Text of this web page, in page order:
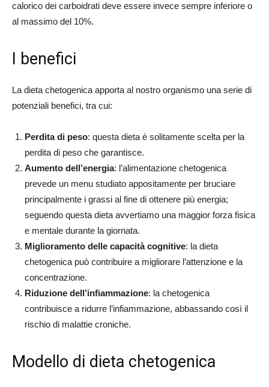
calorico dei carboidrati deve essere invece sempre inferiore o
al massimo del 10%.
I benefici
La dieta chetogenica apporta al nostro organismo una serie di
potenziali benefici, tra cui:
Perdita di peso: questa dieta è solitamente scelta per la
perdita di peso che garantisce.
Aumento dell’energia: l’alimentazione chetogenica
prevede un menu studiato appositamente per bruciare
principalmente i grassi al fine di ottenere più energia;
seguendo questa dieta avvertiamo una maggior forza fisica
e mentale durante la giornata.
Miglioramento delle capacità cognitive: la dieta
chetogenica può contribuire a migliorare l’attenzione e la
concentrazione.
Riduzione dell’infiammazione: la chetogenica
contribuisce a ridurre l’infiammazione, abbassando così il
rischio di malattie croniche.
Modello di dieta chetogenica